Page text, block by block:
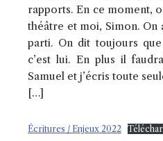
rapports. En ce moment,
théâtre et moi, Simon. On
parti. On dit toujours
c’est lui. En plus il
Samuel et j’écris toute
[…]
Écritures / Enjeux 2022